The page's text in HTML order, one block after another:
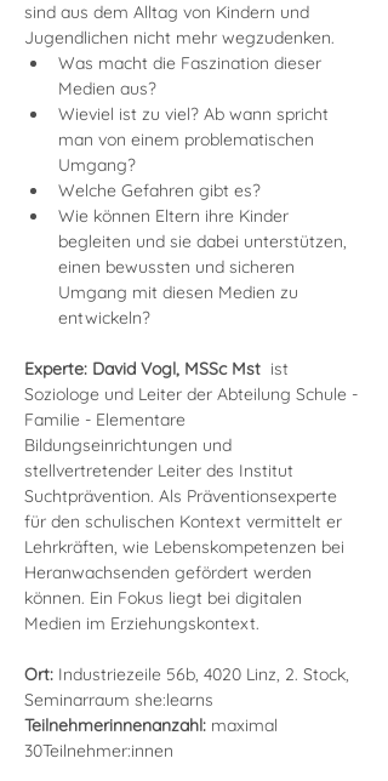
sind aus dem Alltag von Kindern und
Jugendlichen nicht mehr wegzudenken.
Was macht die Faszination dieser
Medien aus?
Wieviel ist zu viel? Ab wann spricht
man von einem problematischen
Umgang?
Welche Gefahren gibt es?
Wie können Eltern ihre Kinder
begleiten und sie dabei unterstützen,
einen bewussten und sicheren
Umgang mit diesen Medien zu
entwickeln?
Experte: David Vogl, MSSc Mst ist
Soziologe und Leiter der Abteilung Schule -
Familie - Elementare
Bildungseinrichtungen und
stellvertretender Leiter des Institut
Suchtprävention. Als Präventionsexperte
für den schulischen Kontext vermittelt er
Lehrkräften, wie Lebenskompetenzen bei
Heranwachsenden gefördert werden
können. Ein Fokus liegt bei digitalen
Medien im Erziehungskontext.
Ort: Industriezeile 56b, 4020 Linz, 2. Stock,
Seminarraum she:learns
Teilnehmerinnenanzahl: maximal
30Teilnehmer:innen